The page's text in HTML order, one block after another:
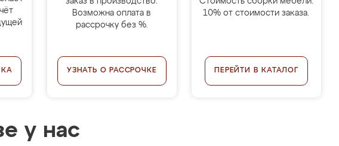
Возможна оплата в
рассрочку без %.
УЗНАТЬ О РАССРОЧКЕ
10% от стоимости заказа.
ПЕРЕЙТИ В КАТАЛОГ
у нас